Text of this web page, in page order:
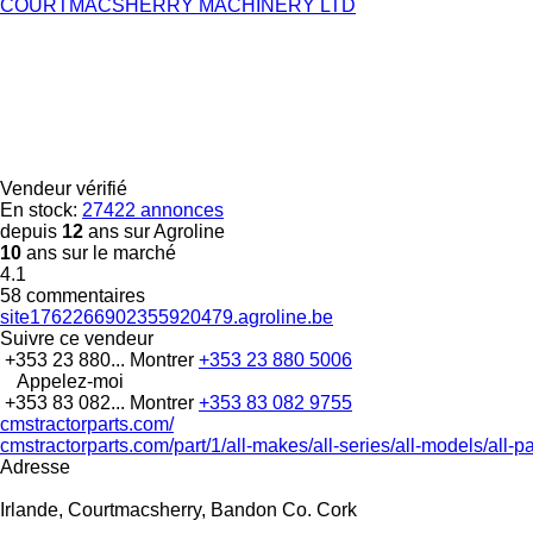
COURTMACSHERRY MACHINERY LTD
Vendeur vérifié
En stock: 27422 annonces
depuis 12 ans sur Agroline
10 ans sur le marché
4.1
58 commentaires
site1762266902355920479.agroline.be
Suivre ce vendeur
+353 23 880... Montrer +353 23 880 5006
Appelez-moi
+353 83 082... Montrer +353 83 082 9755
cmstractorparts.com/
cmstractorparts.com/part/1/all-makes/all-series/all-models/all-
Adresse
Irlande, Courtmacsherry, Bandon Co. Cork